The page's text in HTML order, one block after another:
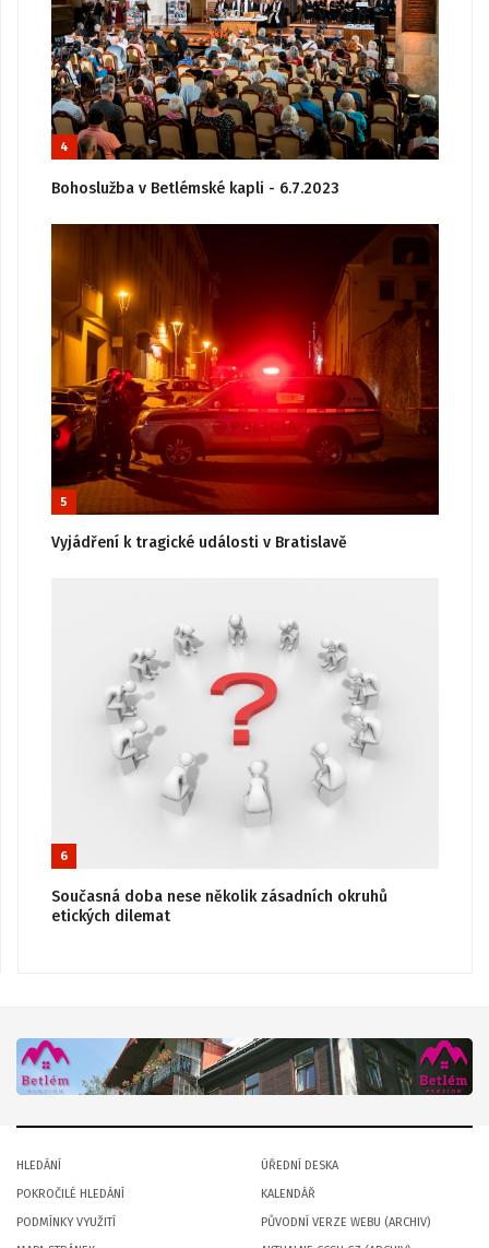
4
Bohoslužba v Betlémské kapli - 6.7.2023
5
Vyjádření k tragické události v Bratislavě
6
Současná doba nese několik zásadních okruhů
etických dilemat
HLEDÁNÍ
POKROČILÉ HLEDÁNÍ
PODMÍNKY VYUŽITÍ
ÚŘEDNÍ DESKA
KALENDÁŘ
PŮVODNÍ VERZE WEBU (ARCHIV)